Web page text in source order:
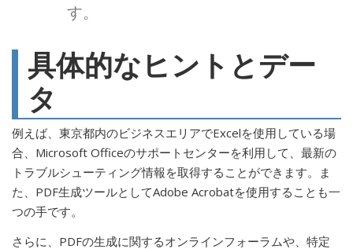
す。
具体的なヒントとデー
タ
例えば、東京都内のビジネスエリアでExcelを使用している場
合、Microsoft Officeのサポートセンターを利用して、最新の
トラブルシューティング情報を取得することができます。ま
た、PDF生成ツールとしてAdobe Acrobatを使用することも一
つの手です。
さらに、PDFの生成に関するオンラインフォーラムや、特定